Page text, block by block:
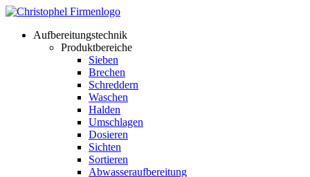
Aufbereitungstechnik
Produktbereiche
Sieben
Brechen
Schreddern
Waschen
Halden
Umschlagen
Dosieren
Sichten
Sortieren
Abwasseraufbereitung